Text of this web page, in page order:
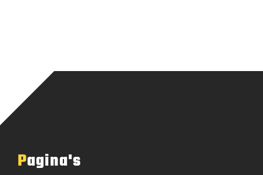
Pagina's